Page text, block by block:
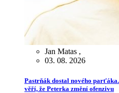
Jan Matas ,
03. 08. 2026
Pastrňák dostal nového
věří, že Peterka změní ofenzivu